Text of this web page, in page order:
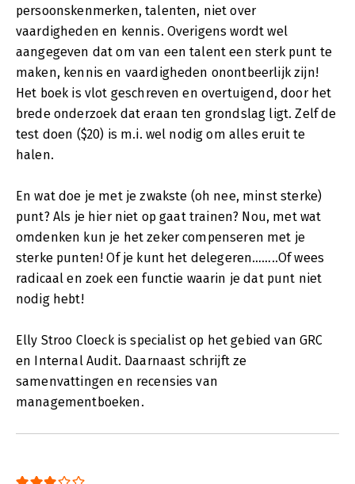
persoonskenmerken, talenten, niet over
vaardigheden en kennis. Overigens wordt wel
aangegeven dat om van een talent een sterk punt te
maken, kennis en vaardigheden onontbeerlijk zijn!
Het boek is vlot geschreven en overtuigend, door het
brede onderzoek dat eraan ten grondslag ligt. Zelf de
test doen ($20) is m.i. wel nodig om alles eruit te
halen.
En wat doe je met je zwakste (oh nee, minst sterke)
punt? Als je hier niet op gaat trainen? Nou, met wat
omdenken kun je het zeker compenseren met je
sterke punten! Of je kunt het delegeren……..Of wees
radicaal en zoek een functie waarin je dat punt niet
nodig hebt!
Elly Stroo Cloeck is specialist op het gebied van GRC
en Internal Audit. Daarnaast schrijft ze
samenvattingen en recensies van
managementboeken.